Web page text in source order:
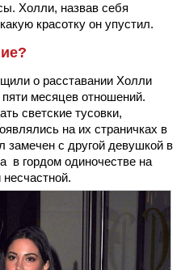
Холли, назвав себя
красотку он упустил.
о расставании Холли
месяцев отношений.
светские тусовки,
на их страничках в
с другой девушкой в
в гордом одиночестве на